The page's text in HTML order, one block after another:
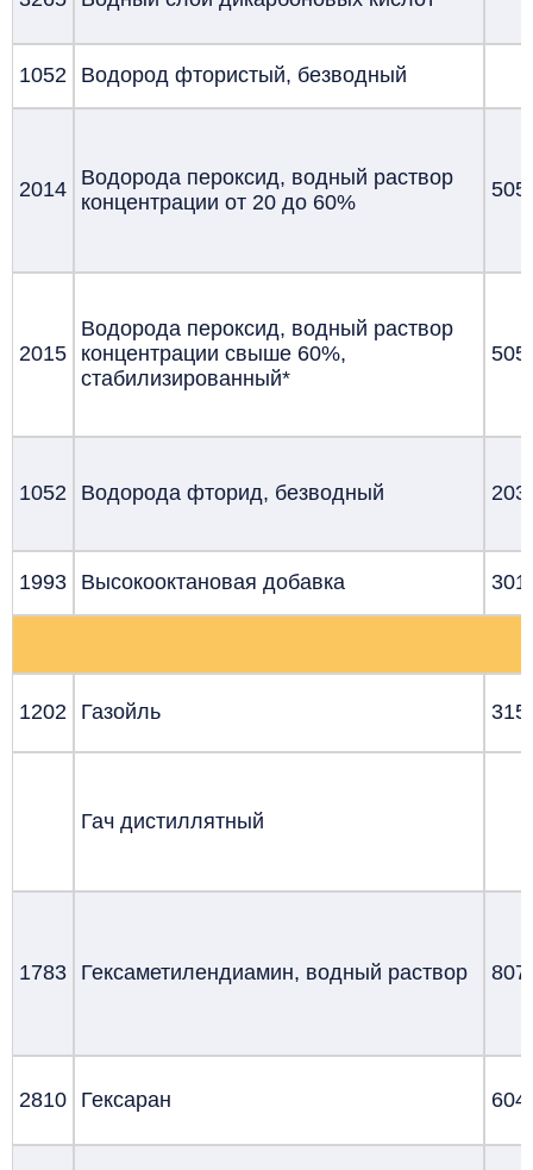
1052 Водород фтористый, безводный
2014
Водорода пероксид, водный раствор
концентрации от 20 до 60%
505
2015
Водорода пероксид, водный раствор
концентрации свыше 60%,
стабилизированный*
505
1052 Водорода фторид, безводный 203
1993 Высокооктановая добавка 301
1202 Газойль 315
Гач дистиллятный
1783 Гексаметилендиамин, водный раствор 807
2810 Гексаран 604